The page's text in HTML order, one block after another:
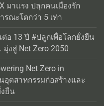
มาแรง ปลุกคนเมืองรัก
รณะโตกว่า 5 เท่า
อ 13 ปี #ปลูกเพื่อโลกยั่งยืน
งสู่ Net Zero 2050
Net Zero in
อุตสาหกรรมก่อสร้างและ
ยืน